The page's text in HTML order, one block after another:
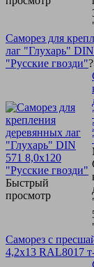
Саморез для
лаг "Глухарь"
"Русские гвозди"
Быстрый
просмотр
Саморез с
4,2х13 RAL8017